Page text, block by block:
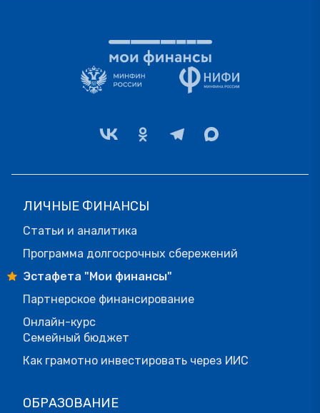
ЛИЧНЫЕ ФИНАНСЫ
Статьи и аналитика
Программа долгосрочных сбережений
Эстафета "Мои финансы"
Партнерское финансирование
Онлайн-курс
Семейный бюджет
Как грамотно инвестировать через ИИС
ОБРАЗОВАНИЕ